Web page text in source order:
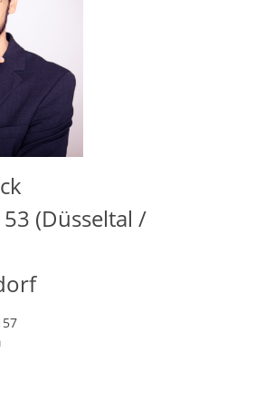
(Düsseltal /